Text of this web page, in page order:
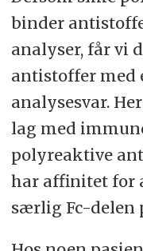
binder
analyser, får vi
antistoffer med
analysesvar.
lag med
polyreaktive
har affinitet for
særlig Fc-delen